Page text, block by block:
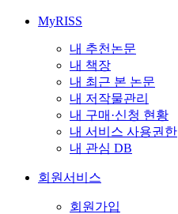
MyRISS
내 추천논문
내 책장
내 최근 본 논문
내 저작물관리
내 구매·신청 현황
내 서비스 사용권한
내 관심 DB
회원서비스
회원가입